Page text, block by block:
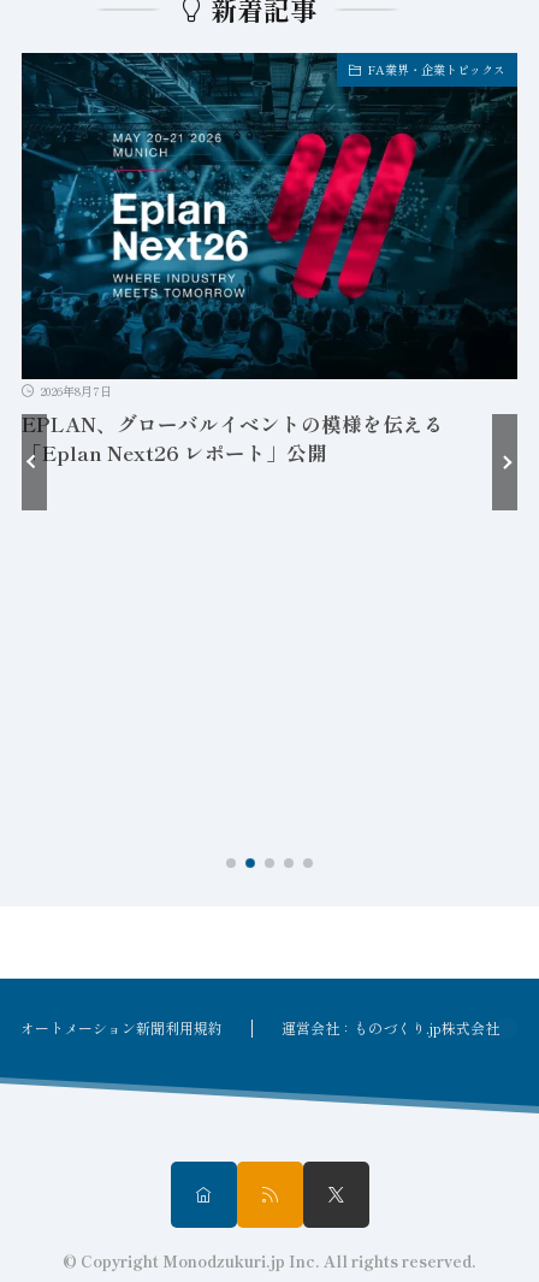
新着記事
FA業界・企業トピックス
2026年8月7日
EPLAN、グローバルイベントの模様を伝える
「Eplan Next26 レポート」公開
オートメーション新聞利用規約 運営会社：ものづくり.jp株式会社
© Copyright Monodzukuri.jp Inc. All rights reserved.